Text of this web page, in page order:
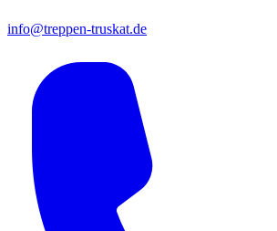
info@treppen-truskat.de